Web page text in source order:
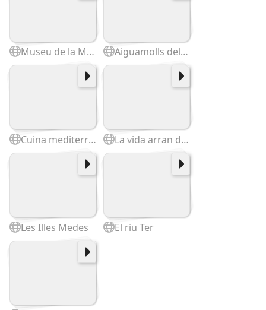
Museu de la Mediterrània Aiguamolls del Baix Ter. La Pletera
Cuina mediterrània La vida arran de mar
Les Illes Medes El riu Ter